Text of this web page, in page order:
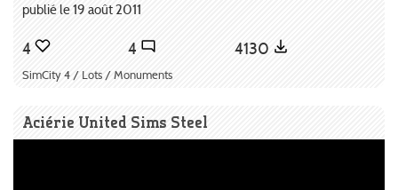
publié le 19 août 2011
4 4 4130
SimCity 4 / Lots / Monuments
Aciérie United Sims Steel